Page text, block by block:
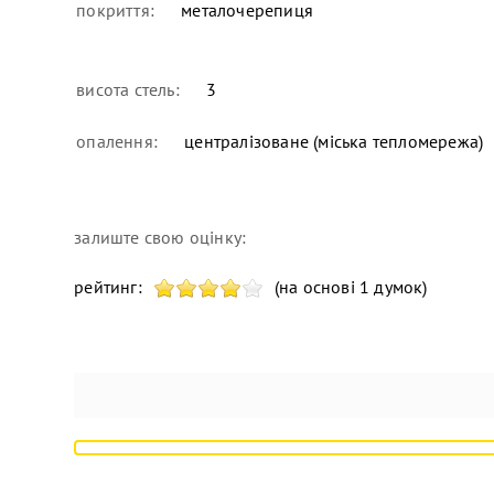
покриття: металочерепиця
висота стель: 3
опалення: централізоване (міська тепломережа)
залиште свою оцінку:
рейтинг: (на основі 1 думок)